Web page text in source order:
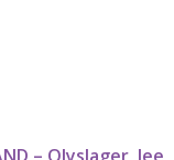
– Olyslager, Jee